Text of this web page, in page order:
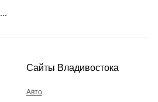
Сайты Владивостока
Авто